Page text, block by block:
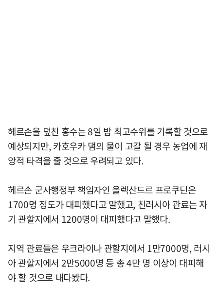
헤르손을 덮친 홍수는 8일 밤 최고수위를 기록할 것으로
예상되지만, 카호우카 댐의 물이 고갈 될 경우 농업에 재
앙적 타격을 줄 것으로 우려되고 있다.
헤르손 군사행정부 책임자인 올렉산드르 프로쿠딘은
1700명 정도가 대피했다고 말했고, 친러시아 관료는 자
기 관할지에서 1200명이 대피했다고 말했다.
지역 관료들은 우크라이나 관할지에서 1만7000명, 러시
아 관할지에서 2만5000명 등 총 4만 명 이상이 대피해
야 할 것으로 내다봤다.